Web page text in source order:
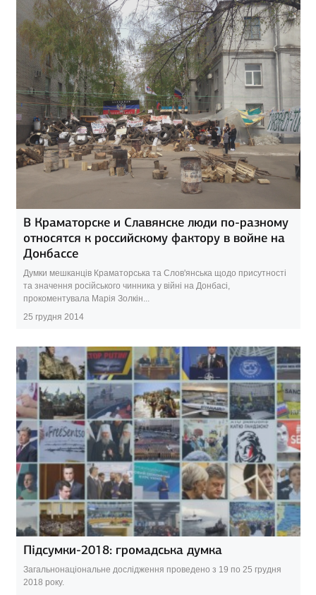
В Краматорске и Славянске люди по-разному
относятся к российскому фактору в войне на
Донбассе
Думки мешканців Краматорська та Слов'янська щодо присутності
та значення російського чинника у війні на Донбасі,
прокоментувала Марія Золкін...
25 грудня 2014
Підсумки-2018: громадська думка
Загальнонаціональне дослідження проведено з 19 по 25 грудня
2018 року.